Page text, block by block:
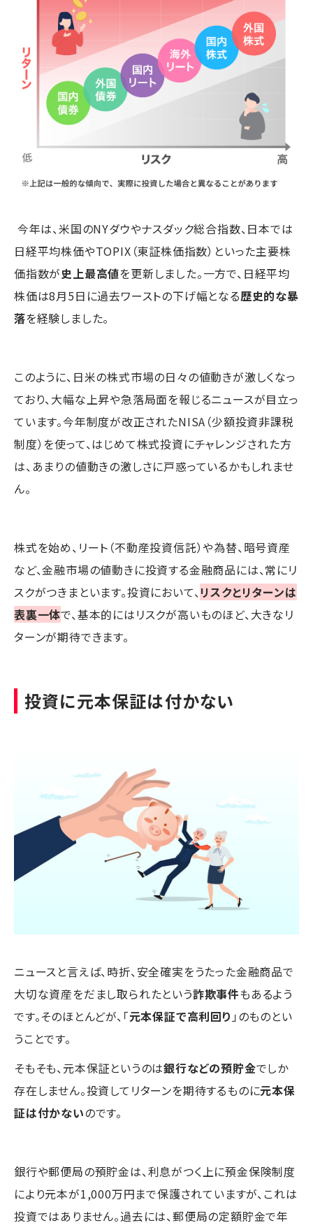
今年は、米国のNYダウやナスダック総合指数、日本では
日経平均株価やTOPIX（東証株価指数）といった主要株
価指数が史上最高値を更新しました。一方で、日経平均
株価は8月5日に過去ワーストの下げ幅となる歴史的な暴
落を経験しました。
このように、日米の株式市場の日々の値動きが激しくなっ
ており、大幅な上昇や急落局面を報じるニュースが目立っ
ています。今年制度が改正されたNISA（少額投資非課税
制度）を使って、はじめて株式投資にチャレンジされた方
は、あまりの値動きの激しさに戸惑っているかもしれませ
ん。
株式を始め、リート（不動産投資信託）や為替、暗号資産
など、金融市場の値動きに投資する金融商品には、常にリ
スクがつきまといます。投資において、リスクとリターンは
表裏一体で、基本的にはリスクが高いものほど、大きなリ
ターンが期待できます。
投資に元本保証は付かない
ニュースと言えば、時折、安全確実をうたった金融商品で
大切な資産をだまし取られたという詐欺事件もあるよう
です。そのほとんどが、「元本保証で高利回り 」のものとい
うことです。
そもそも、元本保証というのは銀行などの預貯金でしか
存在しません。投資してリターンを期待するものに元本保
証は付かないのです。
銀行や郵便局の預貯金は、利息がつく上に預金保険制度
により元本が1,000万円まで保護されていますが、これは
投資ではありません。過去には、郵便局の定額貯金で年